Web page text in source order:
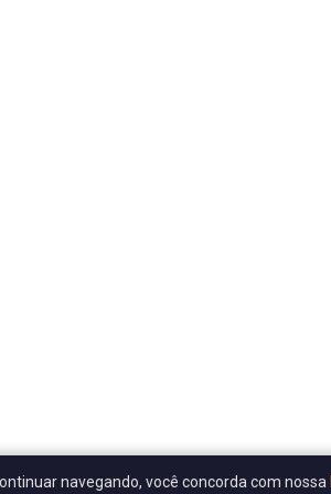
navegando, você concorda com nossa